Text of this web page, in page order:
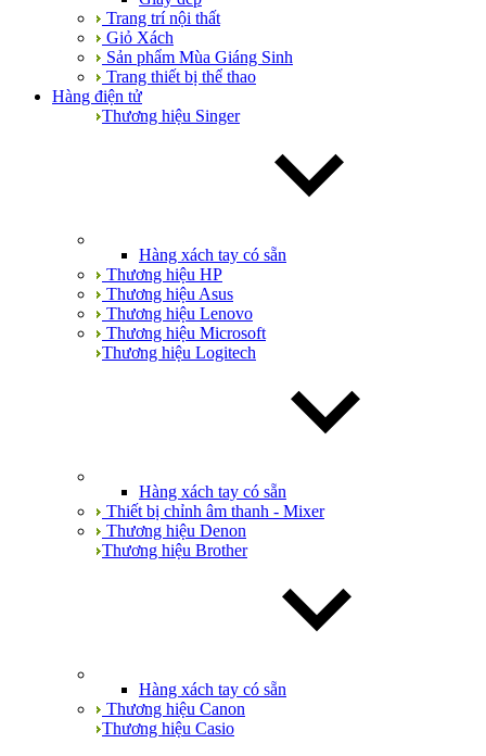
Trang trí nội thất
Giỏ Xách
Sản phẩm Mùa Giáng Sinh
Trang thiết bị thể thao
Hàng điện tử
Thương hiệu Singer
Hàng xách tay có sẵn
Thương hiệu HP
Thương hiệu Asus
Thương hiệu Lenovo
Thương hiệu Microsoft
Thương hiệu Logitech
Hàng xách tay có sẵn
Thiết bị chỉnh âm thanh - Mixer
Thương hiệu Denon
Thương hiệu Brother
Hàng xách tay có sẵn
Thương hiệu Canon
Thương hiệu Casio